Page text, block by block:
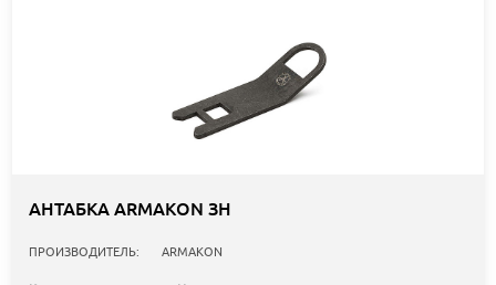
АНТАБКА ARMAKON ЗН
ПРОИЗВОДИТЕЛЬ: ARMAKON